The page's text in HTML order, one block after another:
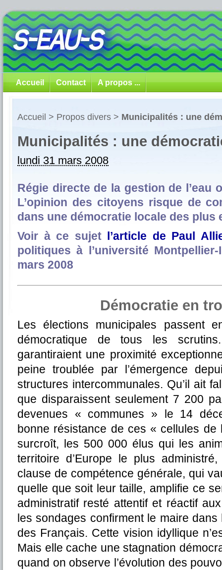
Accueil Contact A propos ...
Accueil > Propos divers > Municipalités : une
Municipalités : une
lundi 31 mars 2008
Régie directe de la gestion de l’eau
L’opinion des citoyens risque de
dans une démocratie locale des plus
Voir à ce sujet l’article de Paul
politiques à l’université
mars 2008
Démocratie en
Les élections municipales passent
démocratique de tous les
garantiraient une proximité
peine troublée par l’émergence
structures intercommunales. Qu’il ait
que disparaissent seulement 7 200
devenues « communes » le 14
bonne résistance de ces « cellules
surcroît, les 500 000 élus qui les
territoire d’Europe le plus
clause de compétence générale, qui
quelle que soit leur taille, amplifie ce
administratif resté attentif et réactif
les sondages confirment le maire
des Français. Cette vision idyllique
Mais elle cache une stagnation
quand on observe l’évolution des